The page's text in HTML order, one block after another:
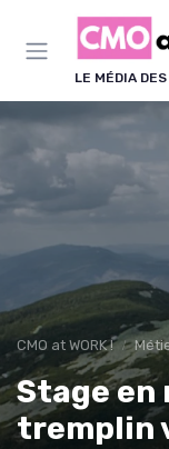
LE MÉDIA
CMO at WORK !
Stage en
tremplin
Panneau de gestion